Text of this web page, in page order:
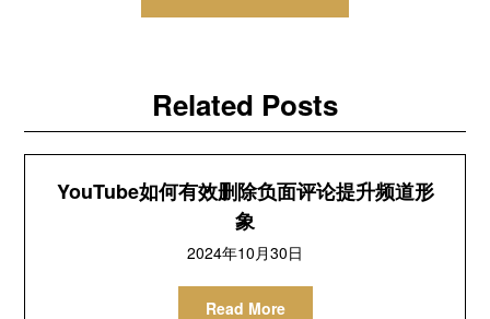
Related Posts
YouTube如何有效删除负面评论提升频道形
象
2024年10月30日
Read More